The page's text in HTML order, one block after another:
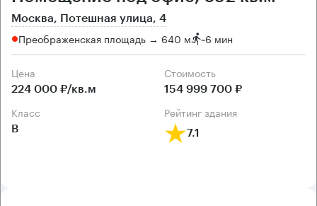
Москва, Потешная улица, 4
Преображенская площадь → 640 м ~6 мин
Цена
224 000 ₽/кв.м
Cтоимость
154 999 700 ₽
класс
B
рейтинг здания
7.1